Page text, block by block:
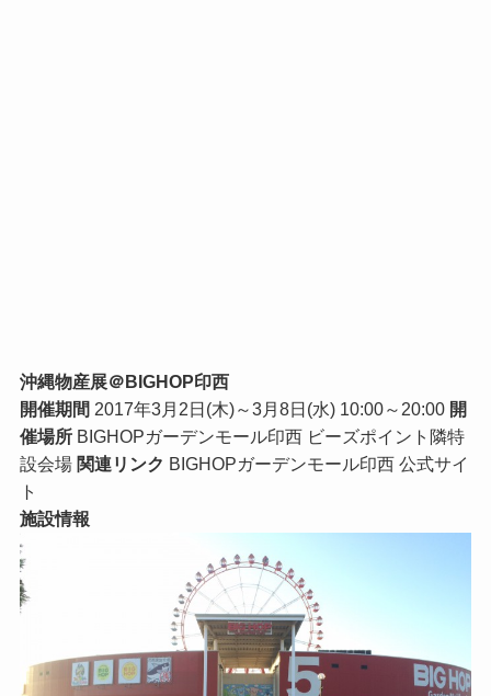
沖縄物産展＠BIGHOP印西
開催期間 2017年3月2日(木)～3月8日(水) 10:00～20:00 開
催場所BIGHOPガーデンモール印西 ビーズポイント隣特
設会場 関連リンク BIGHOPガーデンモール印西 公式サイ
ト
施設情報